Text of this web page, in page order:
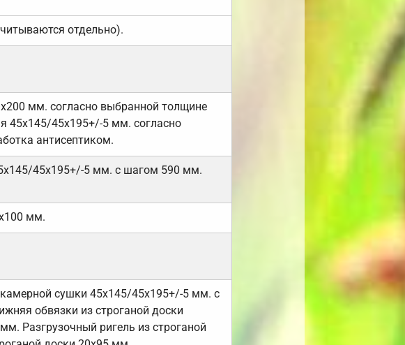
отдельно).
мм. согласно выбранной толщине
45х145/45х195+/-5 мм. согласно
антисептиком.
45х195+/-5 мм. с шагом 590 мм.
мм.
сушки 45х145/45х195+/-5 мм. с
обвязки из строганой доски
Разгрузочный ригель из строганой